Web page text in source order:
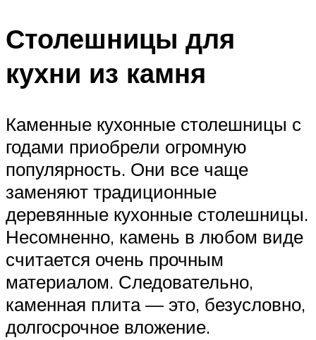
Столешницы для
кухни из камня
Каменные кухонные столешницы с
годами приобрели огромную
популярность. Они все чаще
заменяют традиционные
деревянные кухонные столешницы.
Несомненно, камень в любом виде
считается очень прочным
материалом. Следовательно,
каменная плита — это, безусловно,
долгосрочное вложение.